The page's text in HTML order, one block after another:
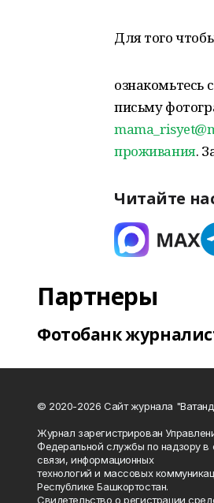
Для того
ознакомьтесь
письму
проживания.
Читайте
Партнеры
Фотобанк
© 2020-2026 Сайт журнала
Журнал зарегистрирован
Федеральной службы по надзору в
связи, информационных
технологий и массовых
Республике Башкортостан.
Свидетельство о регистрации